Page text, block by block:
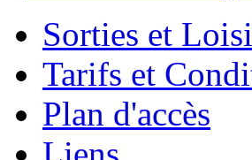
Sorties et
Tarifs et
Plan d'accès